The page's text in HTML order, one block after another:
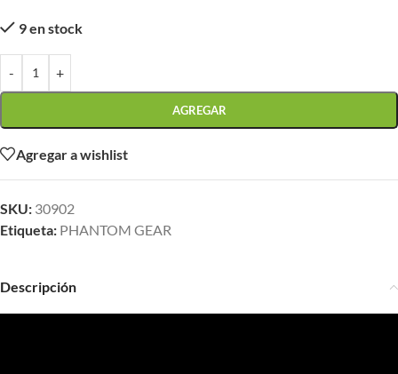
9 en stock
- +
AGREGAR
Agregar a wishlist
SKU: 30902
Etiqueta: PHANTOM GEAR
Descripción